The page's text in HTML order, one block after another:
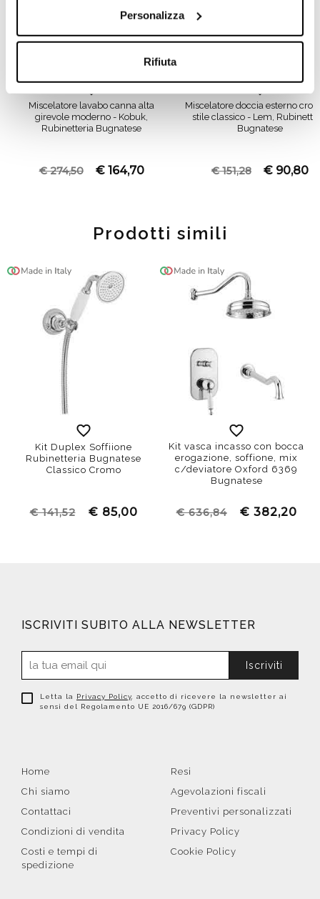
Personalizza
Rifiuta
Miscelatore lavabo canna alta
girevole moderno - Kobuk,
Rubinetteria Bugnatese
€ 274,50 € 164,70
Miscelatore doccia esterno
stile classico - Lem,
Bugnatese
€ 151,28 € 90,80
Prodotti simili
Kit Duplex Soffiione
Rubinetteria Bugnatese
Classico Cromo
€ 141,52 € 85,00
Kit vasca incasso con bocca
erogazione, soffione, mix
c/deviatore Oxford 6369
Bugnatese
€ 636,84 € 382,20
ISCRIVITI SUBITO ALLA NEWSLETTER
Iscriviti
Letta la Privacy Policy, accetto di ricevere la newsletter ai
sensi del Regolamento UE 2016/679 (GDPR)
Home
Chi siamo
Contattaci
Condizioni di vendita
Costi e tempi di
spedizione
Resi
Agevolazioni fiscali
Preventivi personalizzati
Privacy Policy
Cookie Policy